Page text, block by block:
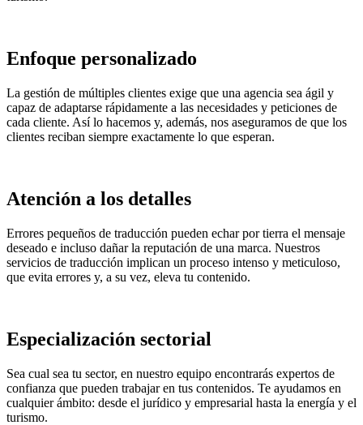
Enfoque personalizado
La gestión de múltiples clientes exige que una agencia sea ágil y
capaz de adaptarse rápidamente a las necesidades y peticiones de
cada cliente. Así lo hacemos y, además, nos aseguramos de que los
clientes reciban siempre exactamente lo que esperan.
Atención a los detalles
Errores pequeños de traducción pueden echar por tierra el mensaje
deseado e incluso dañar la reputación de una marca. Nuestros
servicios de traducción implican un proceso intenso y meticuloso,
que evita errores y, a su vez, eleva tu contenido.
Especialización sectorial
Sea cual sea tu sector, en nuestro equipo encontrarás expertos de
confianza que pueden trabajar en tus contenidos. Te ayudamos en
cualquier ámbito: desde el jurídico y empresarial hasta la energía y el
turismo.